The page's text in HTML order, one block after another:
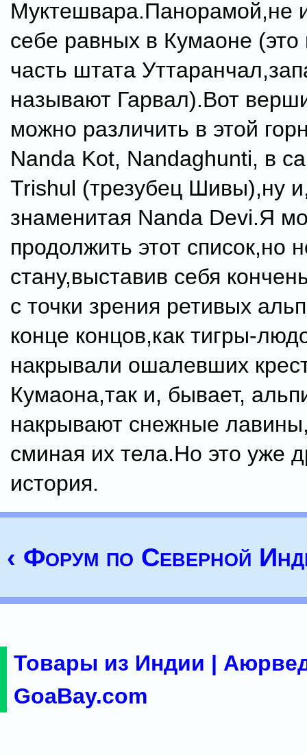
Муктешвара.Панорамой,не
себе равных в Кумаоне (это
часть штата
называют Гарвал).Вот
можно различить в этой
Nanda Kot, Nandaghunti, в
Trishul (трезубец Шивы),ну
знаменитая Nanda Devi.Я
продолжить этот список,но
стану,выставив себя
с точки зрения ретивых
конце концов,как тигры-
накрывали ошалевших
Кумаона,так и, бывает,
накрывают снежные
сминая их тела.Но это уже
история.
‹ Форум по Северной
Товары из Индии |
GoaBay.com